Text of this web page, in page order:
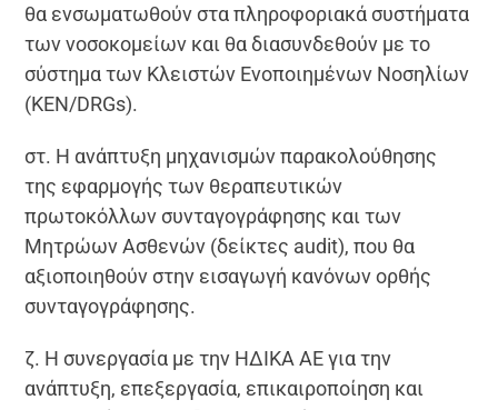
θα ενσωματωθούν στα πληροφοριακά συστήματα
των νοσοκομείων και θα διασυνδεθούν με το
σύστημα των Κλειστών Ενοποιημένων Νοσηλίων
(KEN/DRGs).
στ. Η ανάπτυξη μηχανισμών παρακολούθησης
της εφαρμογής των θεραπευτικών
πρωτοκόλλων συνταγογράφησης και των
Μητρώων Ασθενών (δείκτες audit), που θα
αξιοποιηθούν στην εισαγωγή κανόνων ορθής
συνταγογράφησης.
ζ. Η συνεργασία με την ΗΔΙΚΑ ΑΕ για την
ανάπτυξη, επεξεργασία, επικαιροποίηση και